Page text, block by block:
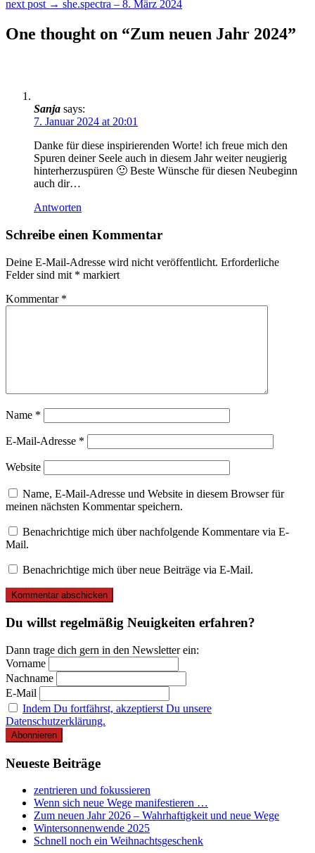
next post → she.spectra – 8. März 2024
One thought on “Zum neuen Jahr 2024”
Sanja says:
7. Januar 2024 at 20:01
Danke für diese inspirierenden Worte! ich freue mich den
Spuren deiner Seele auch in diesem Jahr weiter neugierig
hinterherzuspüren 🙂 Beste Wünsche für diesen Neubeginn
auch dir…
Antworten
Schreibe einen Kommentar
Deine E-Mail-Adresse wird nicht veröffentlicht. Erforderliche
Felder sind mit * markiert
Kommentar *
Name *
E-Mail-Adresse *
Website
Name, E-Mail-Adresse und Website in diesem Browser für
meinen nächsten Kommentar speichern.
Benachrichtige mich über nachfolgende Kommentare via E-
Mail.
Benachrichtige mich über neue Beiträge via E-Mail.
Du willst regelmäßig Neuigkeiten erfahren?
Dann trage dich gern in den Newsletter ein:
Vorname
Nachname
E-Mail
Indem Du fortfährst, akzeptierst Du unsere
Datenschutzerklärung.
Neueste Beiträge
zentrieren und fokussieren
Wenn sich neue Wege manifestieren …
Zum neuen Jahr 2026 – Wahrhaftigkeit und neue Wege
Wintersonnenwende 2025
Schnell noch ein Weihnachtsgeschenk